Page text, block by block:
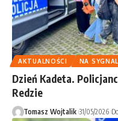
AKTUALNOŚCI
NA
Dzień Kadeta.
Redzie
Tomasz Wojtalik 31/05/2026